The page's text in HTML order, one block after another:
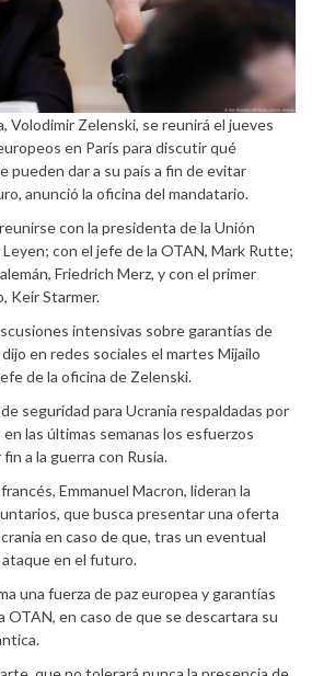
Volodimir Zelenski, se reunirá el jueves
en París para discutir qué
pueden dar a su país a fin de evitar
anunció la oficina del mandatario.
con la presidenta de la Unión
con el jefe de la OTAN, Mark Rutte;
Friedrich Merz, y con el primer
Keir Starmer.
intensivas sobre garantías de
dijo en redes sociales el martes Mijailo
de la oficina de Zelenski.
seguridad para Ucrania respaldadas por
las últimas semanas los esfuerzos
a la guerra con Rusia.
Emmanuel Macron, lideran la
que busca presentar una oferta
en caso de que, tras un eventual
ataque en el futuro.
una fuerza de paz europea y garantías
OTAN, en caso de que se descartara su